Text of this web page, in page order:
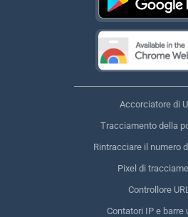
Accorciatore di
Tracciamento della
Rintracciare il numero
Pixel di
Controllore
Contatori IP e barre